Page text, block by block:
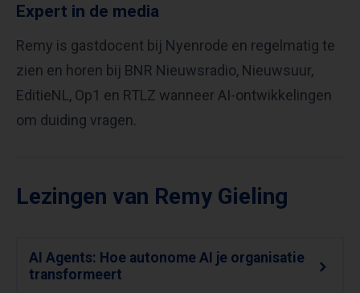
Expert in de media
Remy is gastdocent bij Nyenrode en regelmatig te
zien en horen bij BNR Nieuwsradio, Nieuwsuur,
EditieNL, Op1 en RTLZ wanneer AI-ontwikkelingen
om duiding vragen.
Lezingen van Remy Gieling
AI Agents: Hoe autonome AI je organisatie
transformeert